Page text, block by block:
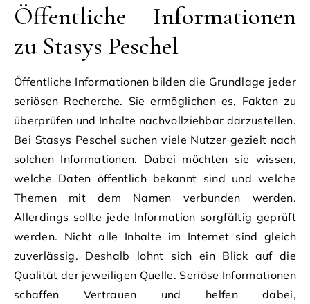
Öffentliche Informationen
zu Stasys Peschel
Öffentliche Informationen bilden die Grundlage jeder
seriösen Recherche. Sie ermöglichen es, Fakten zu
überprüfen und Inhalte nachvollziehbar darzustellen.
Bei Stasys Peschel suchen viele Nutzer gezielt nach
solchen Informationen. Dabei möchten sie wissen,
welche Daten öffentlich bekannt sind und welche
Themen mit dem Namen verbunden werden.
Allerdings sollte jede Information sorgfältig geprüft
werden. Nicht alle Inhalte im Internet sind gleich
zuverlässig. Deshalb lohnt sich ein Blick auf die
Qualität der jeweiligen Quelle. Seriöse Informationen
schaffen Vertrauen und helfen dabei,